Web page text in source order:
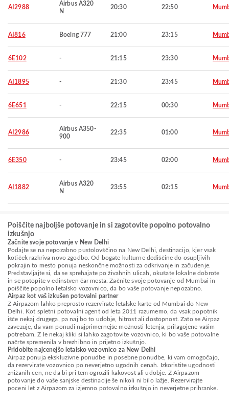
AI2988
Airbus A320
N
20:30 22:50
AI816 Boeing 777 21:00 23:15
6E102 - 21:15 23:30
AI1895 - 21:30 23:45
6E651 - 22:15 00:30
AI2986
Airbus A350-
900
22:35 01:00
6E350 - 23:45 02:00
AI1882
Airbus A320
N
23:55 02:15
Poiščite najboljše potovanje in si zagotovite popolno potovalno
izkušnjo
Začnite svoje potovanje v New Delhi
Podajte se na nepozabno pustolovščino na New Delhi, destinacijo, kjer vsak
kotiček razkriva novo zgodbo. Od bogate kulturne dediščine do osupljivih
pokrajin to mesto ponuja neskončne možnosti za odkrivanje in začudenje.
Predstavljajte si, da se sprehajate po živahnih ulicah, okušate lokalne dobrote
in se potopite v edinstven čar mesta. Začnite svoje potovanje od Mumbai in
poiščite popolno letalsko vozovnico, da bo vaše potovanje nepozabno.
Airpaz kot vaš izkušen potovalni partner
Z Airpazom lahko preprosto rezervirate letalske karte od Mumbai do New
Delhi. Kot spletni potovalni agent od leta 2011 razumemo, da vsak popotnik
išče nekaj drugega, pa naj bo to udobje, hitrost ali dostopnost. Zato se Airpaz
zavezuje, da vam ponudi najprimernejše možnosti letenja, prilagojene vašim
potrebam. Z le nekaj kliki si lahko zagotovite vozovnico, ki bo vaše potovalne
načrte spremenila v brezhibno in prijetno izkušnjo.
Pridobite najcenejšo letalsko vozovnico za New Delhi
Airpaz ponuja ekskluzivne ponudbe in posebne ponudbe, ki vam omogočajo,
da rezervirate vozovnico po neverjetno ugodnih cenah. Izkoristite ugodnosti
znižanih cen, ne da bi pri tem ogrozili kakovost ali udobje. Z Airpazom
potovanje do vaše sanjske destinacije še nikoli ni bilo lažje. Rezervirajte
poceni let z Airpazom za izjemno potovalno izkušnjo in neverjetne prihranke.